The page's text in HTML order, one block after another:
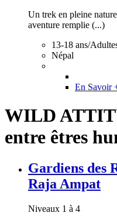
Un trek en pleine
aventure remplie (...)
13-18 ans/
Népal
En Savoir
WILD
entre êtres
Gardiens des
Raja Ampat
Niveaux 1 à 4